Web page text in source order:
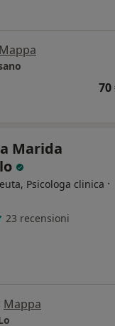
Mappa
70
Marida
Psicologa clinica ·
23 recensioni
Mappa